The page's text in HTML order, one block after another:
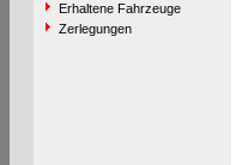
Erhaltene Fahrzeuge
Zerlegungen